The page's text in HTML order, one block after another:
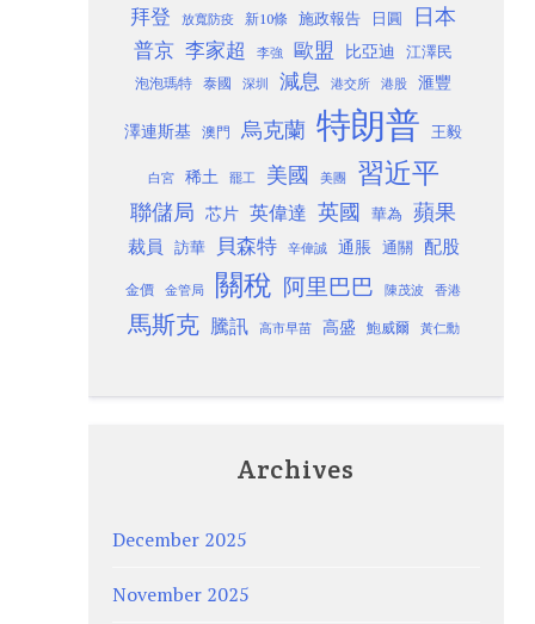
拜登 放寬防疫 新10條 施政報告 日圓 日本
普京 李家超 李強 歐盟 比亞迪 江澤民
泡泡瑪特 泰國 深圳 減息 港交所 港股 滙豐
澤連斯基 澳門 烏克蘭 特朗普 王毅
白宮 稀土 罷工 美國 美團 習近平
聯儲局 芯片 英偉達 英國 華為 蘋果
裁員 訪華 貝森特 辛偉誠 通脹 通關 配股
金價 金管局 關稅 阿里巴巴 陳茂波 香港
馬斯克 騰訊 高市早苗 高盛 鮑威爾 黃仁勳
Archives
December 2025
November 2025